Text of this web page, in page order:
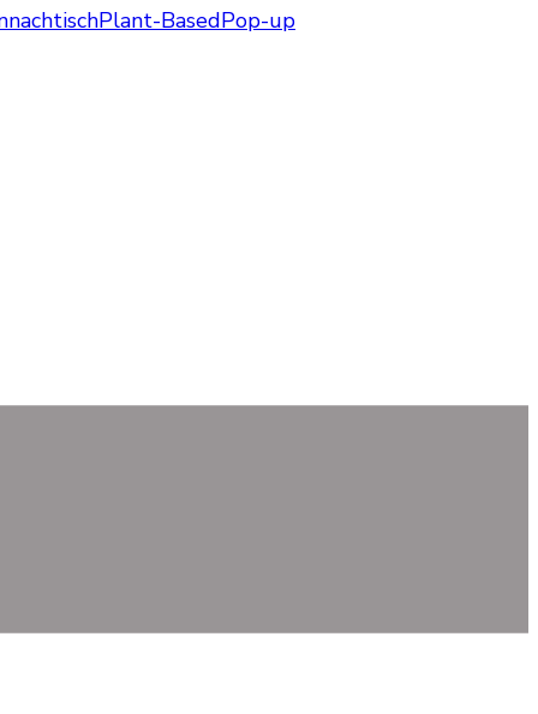
nachtischPlant-BasedPop-up